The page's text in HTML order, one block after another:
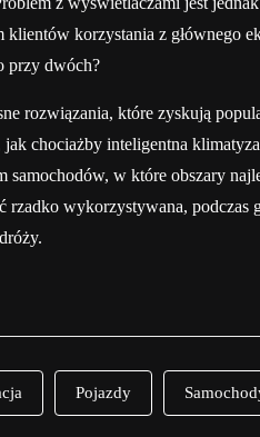
klientów korzystania z głównego
przy dwóch?
rozwiązania, które zyskują
chociażby inteligentna
samochodów, w które obszary
rzadko wykorzystywana, podczas
Pojazdy